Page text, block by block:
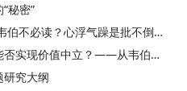
秘密”
不必读？心浮气躁是批不倒大师的
实现价值中立？——从韦伯说开去
研究大纲